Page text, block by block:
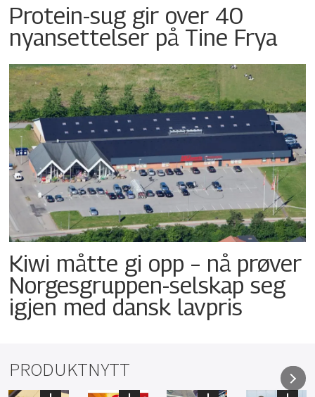
Protein-sug gir over 40
nyansettelser på Tine Frya
Kiwi måtte gi opp – nå prøver
Norgesgruppen-selskap seg
igjen med dansk lavpris
PRODUKTNYTT